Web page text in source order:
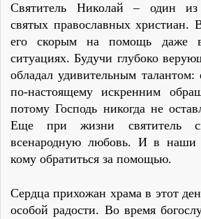
Святитель Николай – один
святых православных христиан.
его скорым на помощь даже
ситуациях. Будучи глубоко
обладал удивительным
по-настоящему искренним
потому Господь никогда не
Еще при жизни святитель
всенародную любовь. И в
кому обратиться за помощью.
Сердца прихожан храма в этот
особой радости. Во время